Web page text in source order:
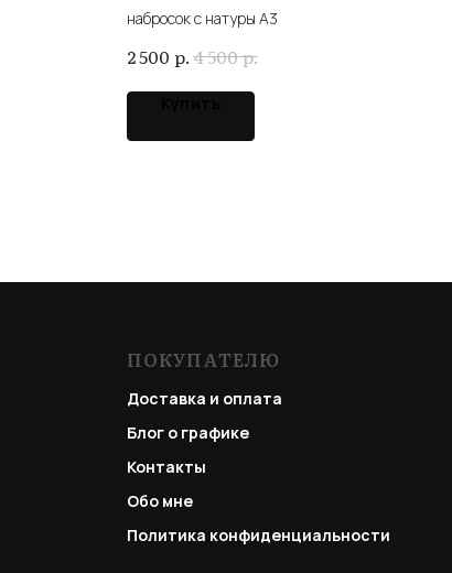
набросок с натуры А3
2 500 р. 4 500р.
ПОКУПАТЕЛЮ
Доставка и оплата
Блог о графике
Контакты
Обо мне
Политика конфиденциальности